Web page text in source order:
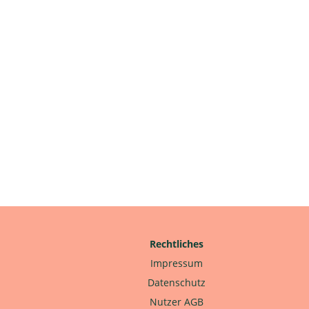
Rechtliches
Impressum
Datenschutz
Nutzer AGB